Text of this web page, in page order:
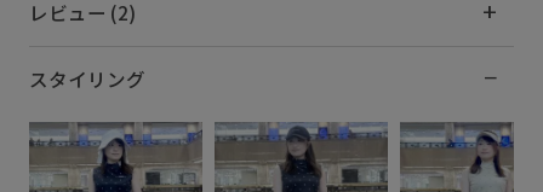
レビュー (2)
スタイリング